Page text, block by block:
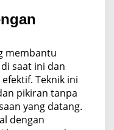
membantu
saat ini dan
Teknik ini
pikiran tanpa
yang datang.
dengan